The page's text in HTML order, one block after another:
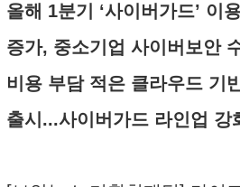
올해 1분기 ‘사이버가드’ 이
증가, 중소기업 사이버보안
비용 부담 적은 클라우드 기
출시...사이버가드 라인업 강